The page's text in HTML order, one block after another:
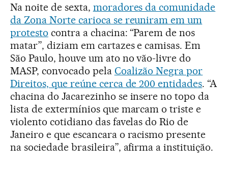
Na noite de sexta, moradores da comunidade
da Zona Norte carioca se reuniram em um
protesto contra a chacina: “Parem de nos
matar”, diziam em cartazes e camisas. Em
São Paulo, houve um ato no vão-livre do
MASP, convocado pela Coalizão Negra por
Direitos, que reúne cerca de 200 entidades. “A
chacina do Jacarezinho se insere no topo da
lista de extermínios que marcam o triste e
violento cotidiano das favelas do Rio de
Janeiro e que escancara o racismo presente
na sociedade brasileira”, afirma a instituição.